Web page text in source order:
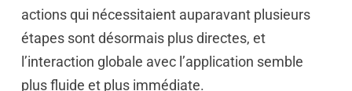
actions qui nécessitaient auparavant plusieurs
étapes sont désormais plus directes, et
l’interaction globale avec l’application semble
plus fluide et plus immédiate.